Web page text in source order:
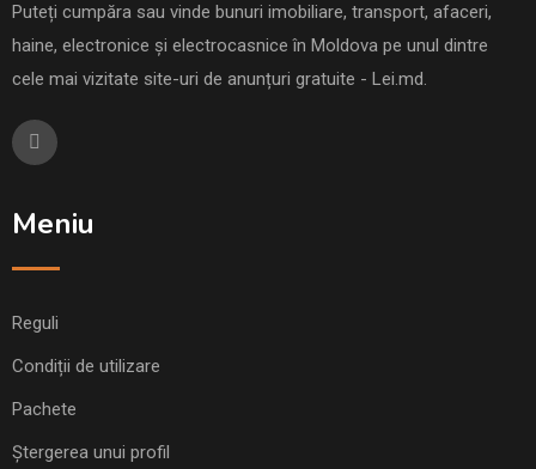
Puteți cumpăra sau vinde bunuri imobiliare, transport, afaceri,
haine, electronice și electrocasnice în Moldova pe unul dintre
cele mai vizitate site-uri de anunțuri gratuite - Lei.md.
Meniu
Reguli
Condiții de utilizare
Pachete
Ștergerea unui profil